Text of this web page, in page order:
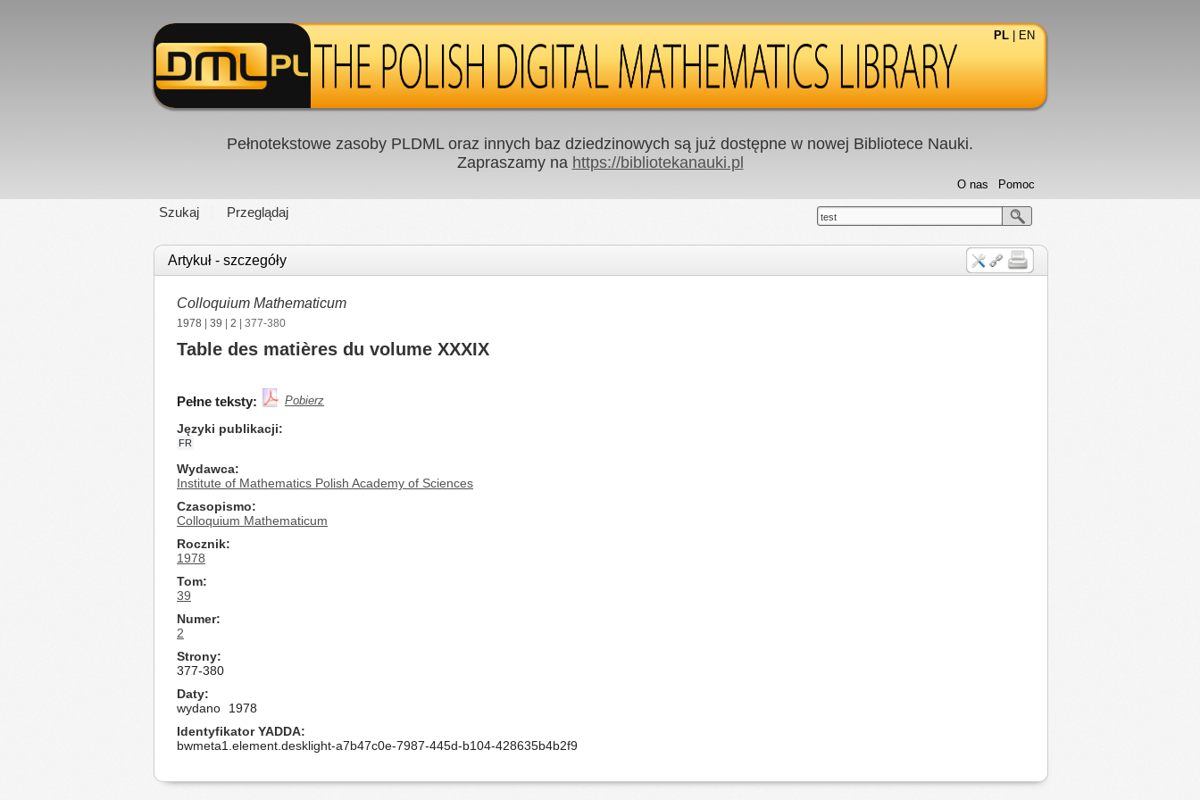
PL EN
Pełnotekstowe zasoby PLDML oraz innych baz dziedzinowych są już dostępne w nowej Bibliotece Nauki.
Zapraszamy na https://bibliotekanauki.pl
Szukaj Przeglądaj
Pomoc
O nas
test
Artykuł - szczegóły
Colloquium Mathematicum
1978 39 2 | 377-380
Table des matières du volume XXXIX
Pełne teksty: Pobierz
Języki publikacji
FR
Wydawca
Institute of Mathematics Polish Academy of Sciences
Czasopismo
Colloquium Mathematicum
Rocznik
1978
Tom
39
Numer
2
Strony
377-380
Daty
wydano
1978
Identyfikator YADDA
bwmeta1.element.desklight-a7b47c0e-7987-445d-b104-428635b4b2f9